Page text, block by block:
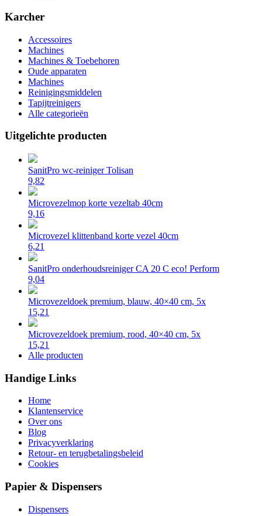
Karcher
Accessoires
Machines
Machines & Toebehoren
Oude apparaten
Machines
Reinigingsmiddelen
Tapijtreinigers
Alle categorieën
Uitgelichte producten
SanitPro wc-reiniger Tolisan
9,82
Microvezelmop korte vezeltab 40cm
9,16
Microvezel klittenband korte vezel 40cm
6,21
SanitPro onderhoudsreiniger CA 20 C eco! Perform
9,04
Microvezeldoek premium, blauw, 40×40 cm, 5x
15,21
Microvezeldoek premium, rood, 40×40 cm, 5x
15,21
Alle producten
Handige Links
Home
Klantenservice
Over ons
Blog
Privacyverklaring
Retour- en terugbetalingsbeleid
Cookies
Papier & Dispensers
Dispensers